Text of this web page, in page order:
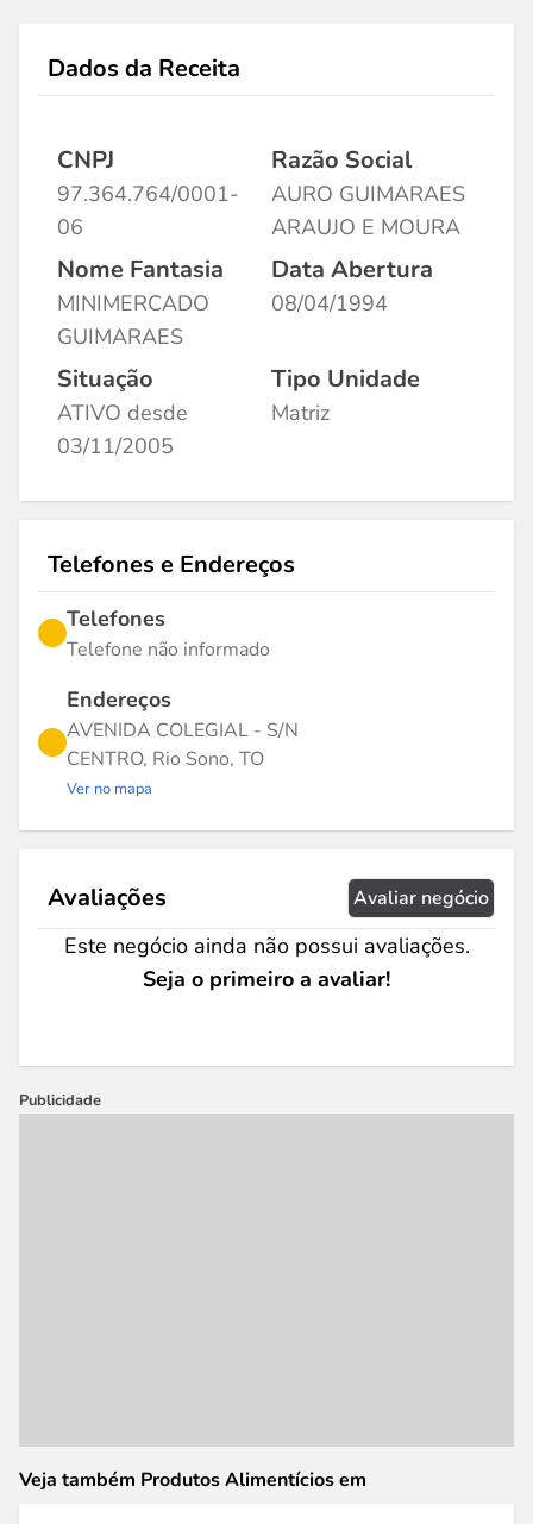
Dados da Receita
CNPJ
97.364.764/0001-
06
Razão Social
AURO GUIMARAES
ARAUJO E MOURA
Nome Fantasia
MINIMERCADO
GUIMARAES
Data Abertura
08/04/1994
Situação
ATIVO desde
03/11/2005
Tipo Unidade
Matriz
Telefones e Endereços
Telefones
Telefone não informado
Endereços
AVENIDA COLEGIAL - S/N
CENTRO, Rio Sono, TO
Ver no mapa
Avaliações Avaliar negócio
Este negócio ainda não possui avaliações.
Seja o primeiro a avaliar!
Publicidade
Veja também Produtos Alimentícios em